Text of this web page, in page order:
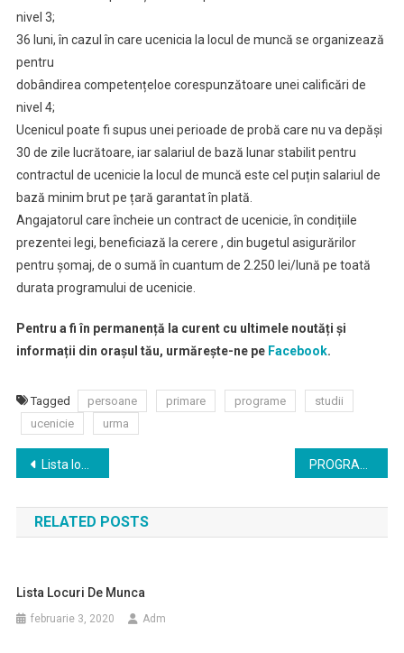
nivel 3;
36 luni, în cazul în care ucenicia la locul de muncă se organizează
pentru
dobândirea competențeloe corespunzătoare unei calificări de
nivel 4;
Ucenicul poate fi supus unei perioade de probă care nu va depăși
30 de zile lucrătoare, iar salariul de bază lunar stabilit pentru
contractul de ucenicie la locul de muncă este cel puțin salariul de
bază minim brut pe țară garantat în plată.
Angajatorul care încheie un contract de ucenicie, în condițiile
prezentei legi, beneficiază la cerere , din bugetul asigurărilor
pentru șomaj, de o sumă în cuantum de 2.250 lei/lună pe toată
durata programului de ucenicie.
Pentru a fi în permanență la curent cu ultimele noutăți și
informații din orașul tău, urmărește-ne pe Facebook.
Tagged persoane primare programe
studii
ucenicie
urma
Navigare
în
articole
Lista locuri de munca
RELATED POSTS
Lista Locuri De Munca
februarie 3, 2020 Adm